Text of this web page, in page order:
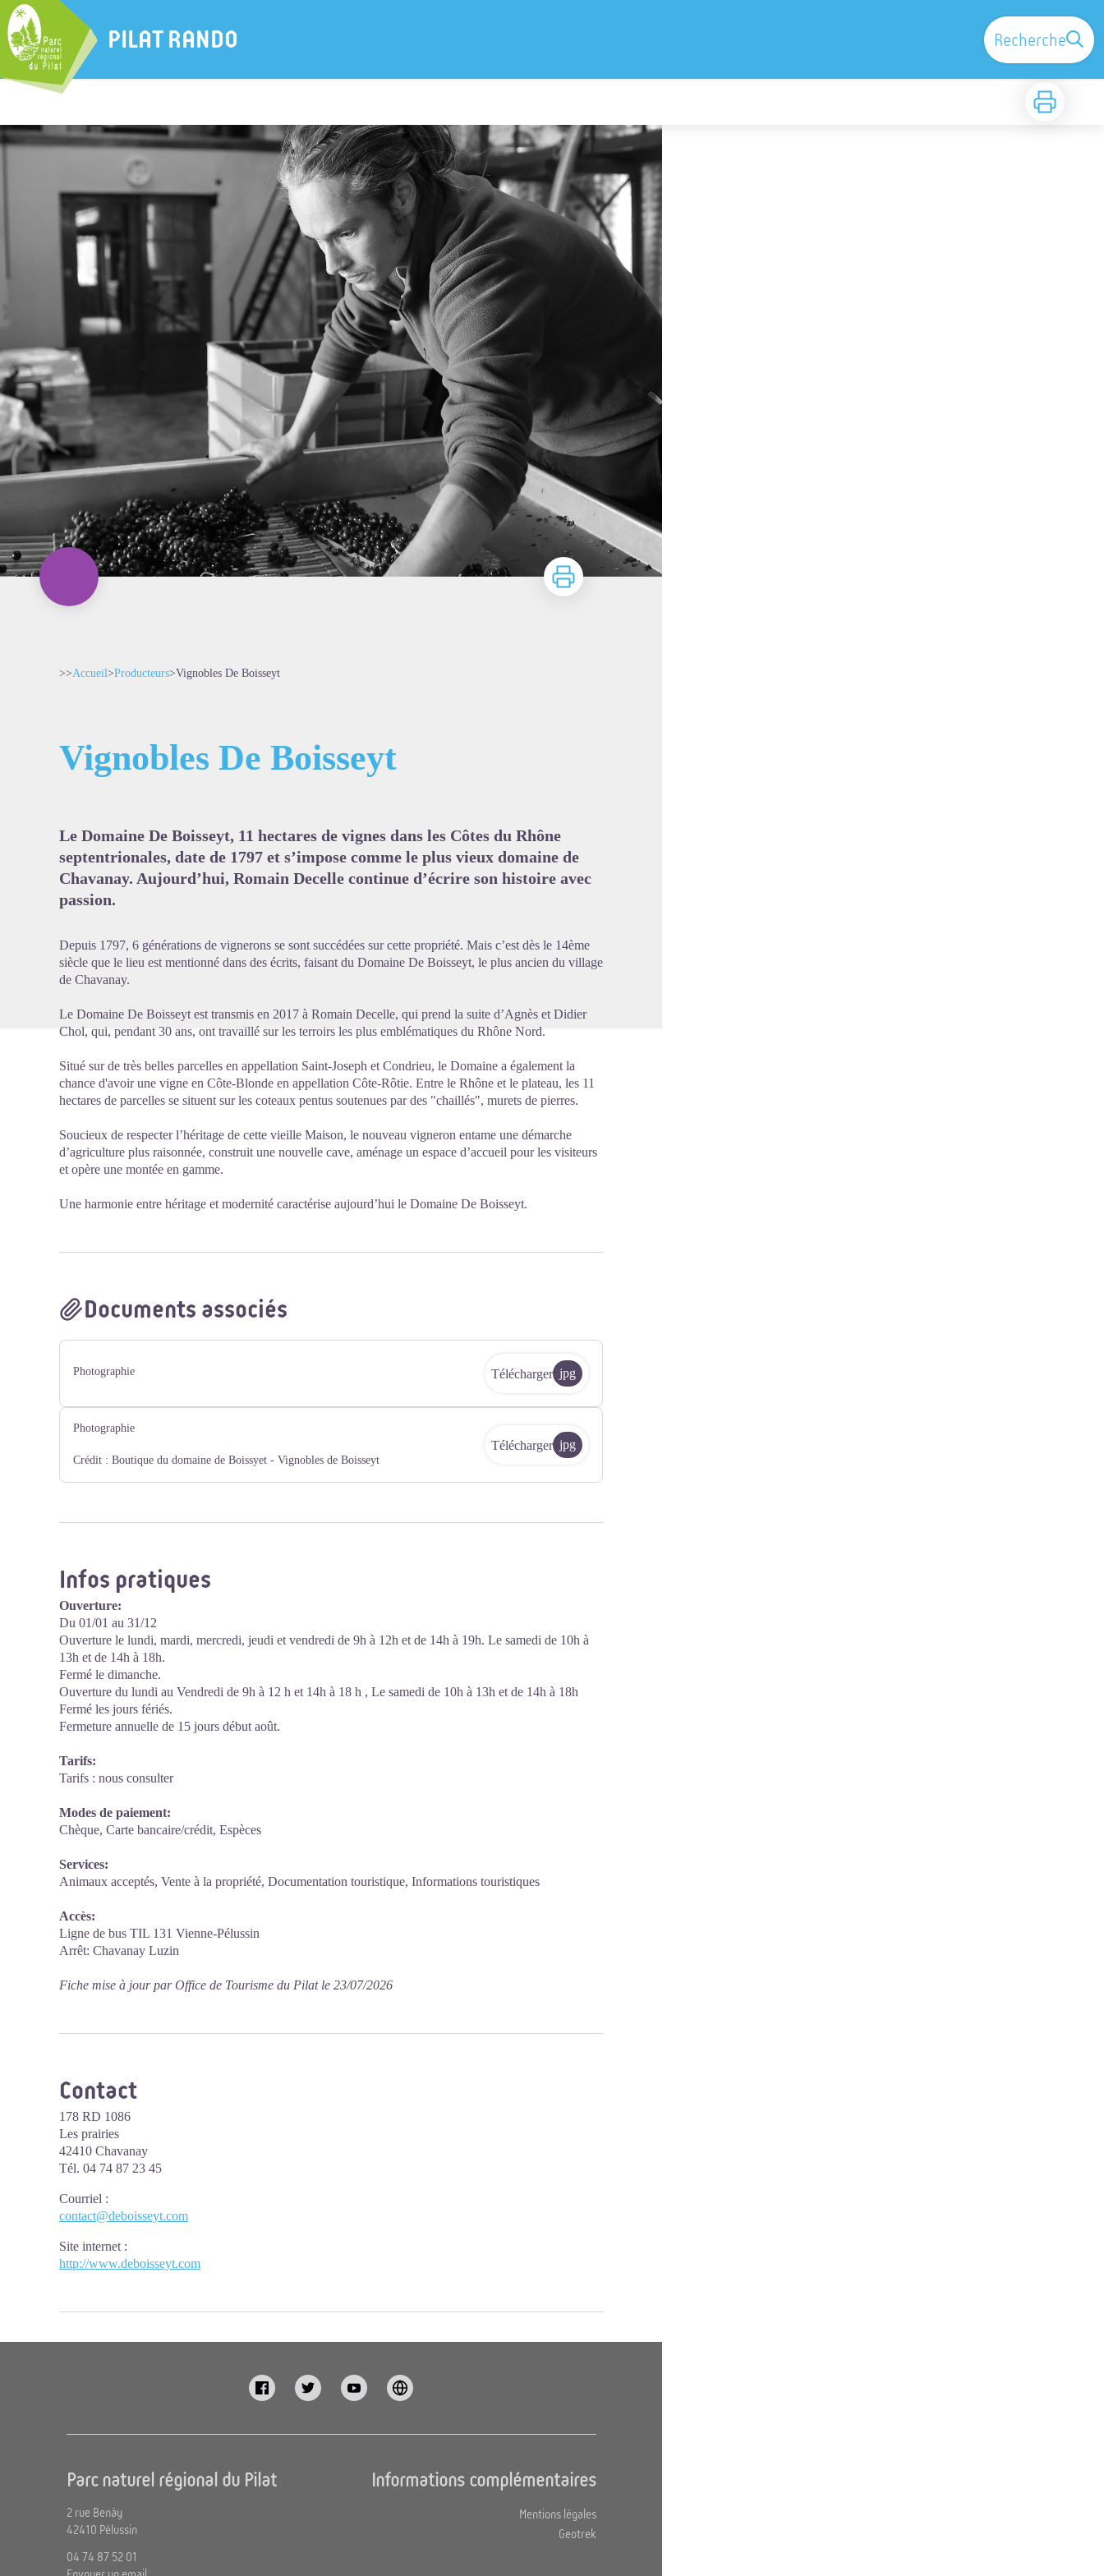
PILAT RANDO Recherche
Imprimer
Imprimer
>>Accueil>Producteurs>Vignobles De Boisseyt
Vignobles De Boisseyt
Le Domaine De Boisseyt, 11 hectares de vignes dans les Côtes du Rhône
septentrionales, date de 1797 et s’impose comme le plus vieux domaine de
Chavanay. Aujourd’hui, Romain Decelle continue d’écrire son histoire avec
passion.
Depuis 1797, 6 générations de vignerons se sont succédées sur cette propriété. Mais c’est dès le 14ème
siècle que le lieu est mentionné dans des écrits, faisant du Domaine De Boisseyt, le plus ancien du village
de Chavanay.
Le Domaine De Boisseyt est transmis en 2017 à Romain Decelle, qui prend la suite d’Agnès et Didier
Chol, qui, pendant 30 ans, ont travaillé sur les terroirs les plus emblématiques du Rhône Nord.
Situé sur de très belles parcelles en appellation Saint-Joseph et Condrieu, le Domaine a également la
chance d'avoir une vigne en Côte-Blonde en appellation Côte-Rôtie. Entre le Rhône et le plateau, les 11
hectares de parcelles se situent sur les coteaux pentus soutenues par des "chaillés", murets de pierres.
Soucieux de respecter l’héritage de cette vieille Maison, le nouveau vigneron entame une démarche
d’agriculture plus raisonnée, construit une nouvelle cave, aménage un espace d’accueil pour les visiteurs
et opère une montée en gamme.
Une harmonie entre héritage et modernité caractérise aujourd’hui le Domaine De Boisseyt.
Documents associés
Photographie Télécharger jpg
Photographie
Crédit : Boutique du domaine de Boissyet - Vignobles de Boisseyt
Télécharger jpg
Infos pratiques
Ouverture:
Du 01/01 au 31/12
Ouverture le lundi, mardi, mercredi, jeudi et vendredi de 9h à 12h et de 14h à 19h. Le samedi de 10h à
13h et de 14h à 18h.
Fermé le dimanche.
Ouverture du lundi au Vendredi de 9h à 12 h et 14h à 18 h , Le samedi de 10h à 13h et de 14h à 18h
Fermé les jours fériés.
Fermeture annuelle de 15 jours début août.
Tarifs:
Tarifs : nous consulter
Modes de paiement:
Chèque, Carte bancaire/crédit, Espèces
Services:
Animaux acceptés, Vente à la propriété, Documentation touristique, Informations touristiques
Accès:
Ligne de bus TIL 131 Vienne-Pélussin
Arrêt: Chavanay Luzin
Fiche mise à jour par Office de Tourisme du Pilat le 23/07/2026
Contact
178 RD 1086
Les prairies
42410 Chavanay
Tél. 04 74 87 23 45
Courriel :
contact@deboisseyt.com
Site internet :
http://www.deboisseyt.com
Parc naturel régional du Pilat
2 rue Benäy
42410 Pélussin
04 74 87 52 01
Informations complémentaires
Mentions légales
Geotrek